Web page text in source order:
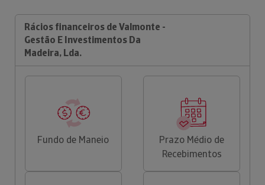
Rácios financeiros de Valmonte -
Gestão E Investimentos Da
Madeira, Lda.
Fundo de Maneio
Prazo Médio de
Recebimentos